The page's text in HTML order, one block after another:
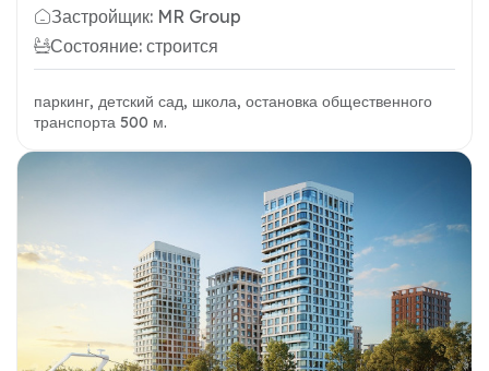
Застройщик: MR Group
Состояние: строится
паркинг, детский сад, школа, остановка общественного
транспорта 500 м.